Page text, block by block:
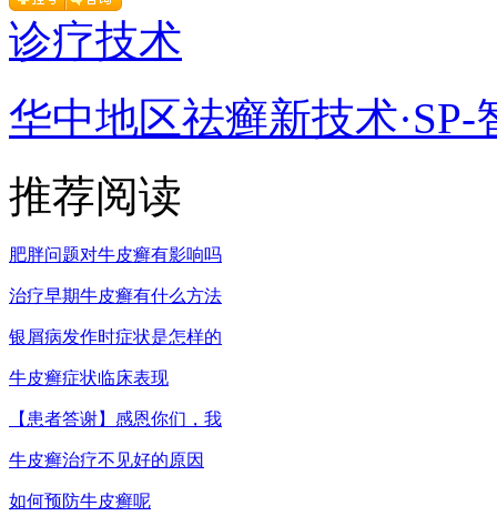
诊疗技术
华中地区祛癣新技术·SP-
推荐阅读
肥胖问题对牛皮癣有影响吗
治疗早期牛皮癣有什么方法
银屑病发作时症状是怎样的
牛皮癣症状临床表现
【患者答谢】感恩你们，我
牛皮癣治疗不见好的原因
如何预防牛皮癣呢